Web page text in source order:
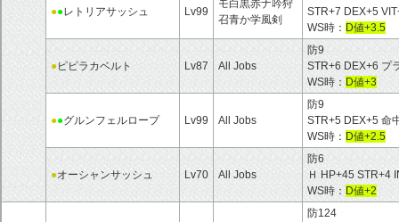
●●レトリアサッシュ Lv99
モ白黒赤ナ吟狩
召青か学風剣
STR+7 DEX+5
WS時： D値+3.5
●ピピラカベルト Lv87 All Jobs
防9
STR+6 DEX+6 プ
WS時： D値+3
●●グルンフェルロープ Lv99 All Jobs
防9
STR+5 DEX+5 命
WS時： D値+2.5
●オーシャンサッシュ Lv70 All Jobs
防6
Ｈ HP+45 STR+4
WS時： D値+2
防124